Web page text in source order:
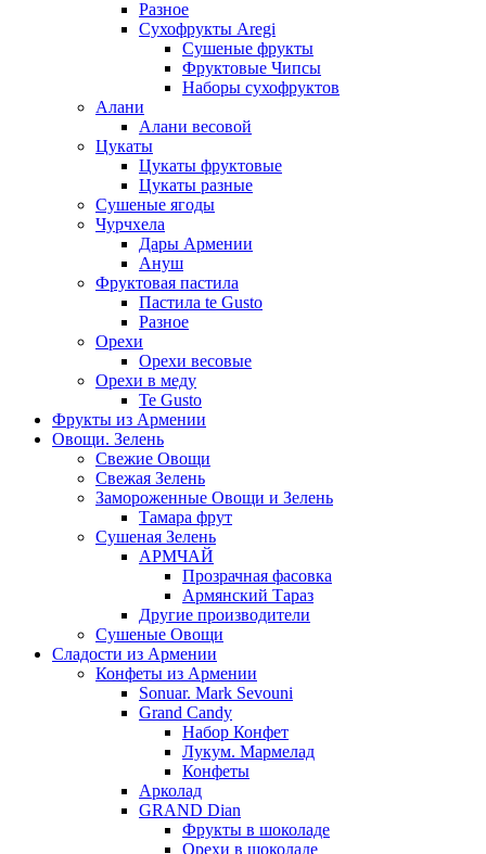
Разное
Сухофрукты Aregi
Сушеные фрукты
Фруктовые Чипсы
Наборы сухофруктов
Алани
Алани весовой
Цукаты
Цукаты фруктовые
Цукаты разные
Сушеные ягоды
Чурчхела
Дары Армении
Ануш
Фруктовая пастила
Пастила te Gusto
Разное
Орехи
Орехи весовые
Орехи в меду
Te Gusto
Фрукты из Армении
Овощи. Зелень
Свежие Овощи
Свежая Зелень
Замороженные Овощи и Зелень
Тамара фрут
Сушеная Зелень
АРМЧАЙ
Прозрачная фасовка
Армянский Тараз
Другие производители
Сушеные Овощи
Сладости из Армении
Конфеты из Армении
Sonuar. Mark Sevouni
Grand Candy
Набор Конфет
Лукум. Мармелад
Конфеты
Арколад
GRAND Dian
Фрукты в шоколаде
Орехи в шоколаде